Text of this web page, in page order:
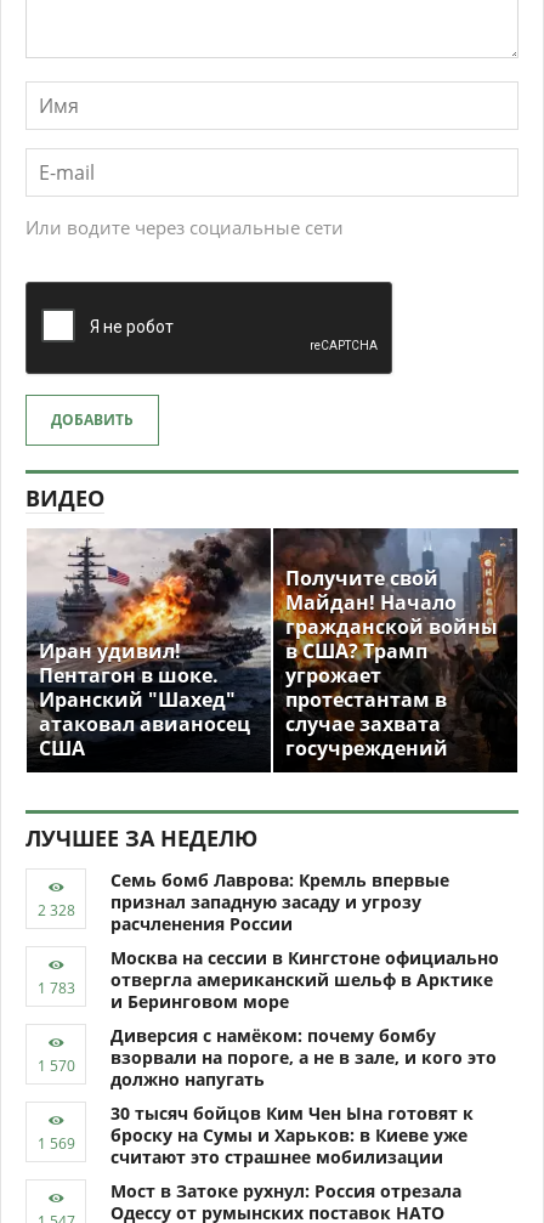
Или водите через социальные сети
ДОБАВИТЬ
ВИДЕО
Иран удивил!
Пентагон в шоке.
Иранский "Шахед"
атаковал авианосец
США
Получите свой
Майдан! Начало
гражданской войны
в США? Трамп
угрожает
протестантам в
случае захвата
госучреждений
ЛУЧШЕЕ ЗА НЕДЕЛЮ
Семь бомб Лаврова: Кремль впервые
признал западную засаду и угрозу
расчленения России
Москва на сессии в Кингстоне официально
отвергла американский шельф в Арктике
и Беринговом море
Диверсия с намёком: почему бомбу
взорвали на пороге, а не в зале, и кого это
должно напугать
30 тысяч бойцов Ким Чен Ына готовят к
броску на Сумы и Харьков: в Киеве уже
считают это страшнее мобилизации
Мост в Затоке рухнул: Россия отрезала
Одессу от румынских поставок НАТО